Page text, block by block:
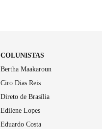
COLUNISTAS
Bertha Maakaroun
Ciro Dias Reis
Direto de Brasília
Edilene Lopes
Eduardo Costa